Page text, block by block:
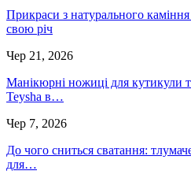
Прикраси з натурального
свою річ
Чер 21, 2026
Манікюрні ножиці для кутикули
Teysha в…
Чер 7, 2026
До чого сниться сватання:
для…